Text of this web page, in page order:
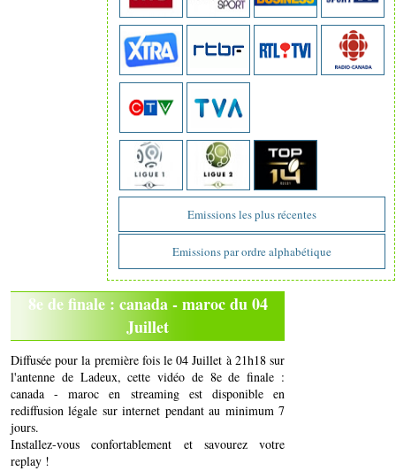
Emissions les plus récentes
Emissions par ordre alphabétique
8e de finale : canada - maroc du 04
Juillet
Diffusée pour la première fois le 04 Juillet à 21h18 sur
l'antenne de Ladeux, cette vidéo de 8e de finale :
canada - maroc en streaming est disponible en
rediffusion légale sur internet pendant au minimum 7
jours.
Installez-vous confortablement et savourez votre
replay !